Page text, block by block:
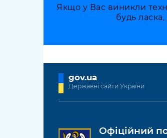
Якщо у Вас виникли
будь
gov.ua
Державні сайти України
Офіційний